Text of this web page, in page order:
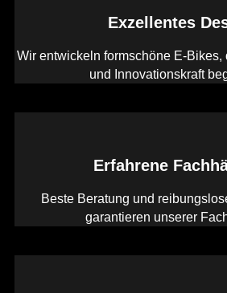
Exzellentes
Wir entwickeln formschöne E-
und Innovationskraft
Erfahrene
Beste Beratung und
garantieren unserer